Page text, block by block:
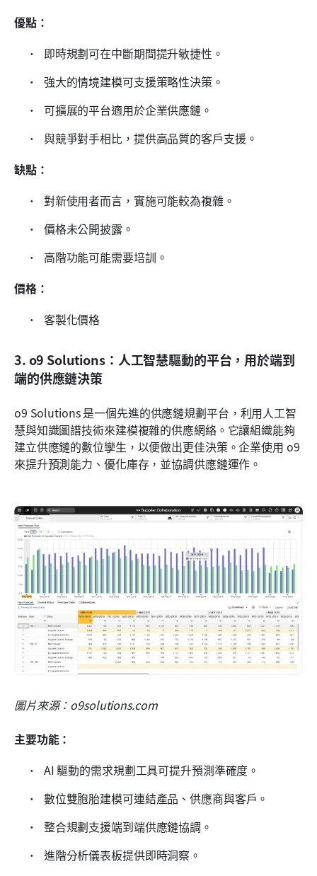
優點：
即時規劃可在中斷期間提升敏捷性。
強大的情境建模可支援策略性決策。
可擴展的平台適用於企業供應鏈。
與競爭對手相比，提供高品質的客戶支援。
缺點：
對新使用者而言，實施可能較為複雜。
價格未公開披露。
高階功能可能需要培訓。
價格：
客製化價格
3. o9 Solutions：人工智慧驅動的平台，用於端到
端的供應鏈決策
o9 Solutions 是一個先進的供應鏈規劃平台，利用人工智
慧與知識圖譜技術來建模複雜的供應網絡。它讓組織能夠
建立供應鏈的數位孿生，以便做出更佳決策。企業使用 o9
來提升預測能力、優化庫存，並協調供應鏈運作。
圖片來源：o9solutions.com
主要功能：
AI 驅動的需求規劃工具可提升預測準確度。
數位雙胞胎建模可連結產品、供應商與客戶。
整合規劃支援端到端供應鏈協調。
進階分析儀表板提供即時洞察。